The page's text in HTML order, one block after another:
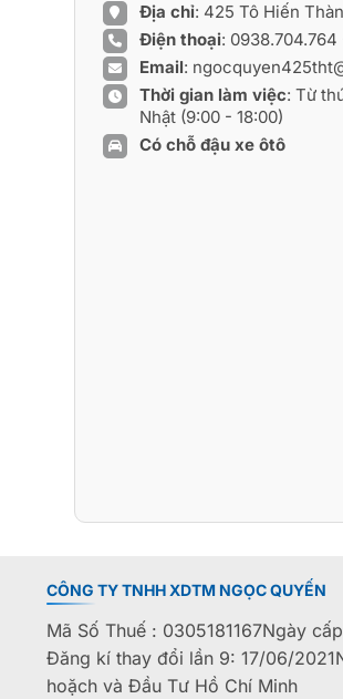
Địa chỉ: 425 Tô Hiến
Điện thoại: 0938.704.764
Email:
Thời gian làm việc: Từ
Nhật (9:00 - 18:00)
Có chỗ đậu xe ôtô
CÔNG TY TNHH XDTM NGỌC QUYẾN
Mã Số Thuế : 0305181167Ngày
Đăng kí thay đổi lần 9: 17/06/
hoặch và Đầu Tư Hồ Chí Minh